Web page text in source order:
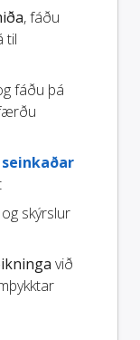
, fáðu
til
fáðu þá
seinkaðar
og skýrslur
við